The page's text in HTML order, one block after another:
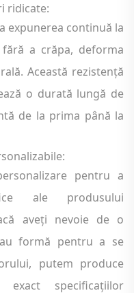
ridicate:
expunerea continuă la
a crăpa, deforma
Această rezistență
o durată lungă de
de la prima până la
pentru a
ale produsului
aveți nevoie de o
formă pentru a se
putem produce
specificațiilor